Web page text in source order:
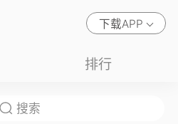
下载APP
排行